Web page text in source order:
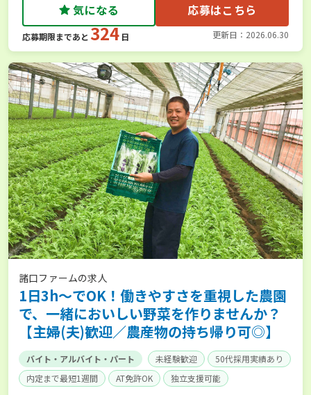
気になる 応募はこちら
応募期限まであと 324 日 更新日：2026.06.30
諸口ファームの求人
1日3h～でOK！働きやすさを重視した農園
で、一緒においしい野菜を作りませんか？
【主婦(夫)歓迎／農産物の持ち帰り可◎】
バイト・アルバイト・パート 未経験歓迎
50代採用実績あり
内定まで最短1週間
AT免許OK 独立支援可能